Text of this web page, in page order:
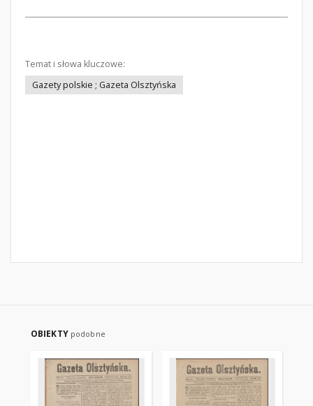
Temat i słowa kluczowe:
Gazety polskie ; Gazeta Olsztyńska
OBIEKTY podobne